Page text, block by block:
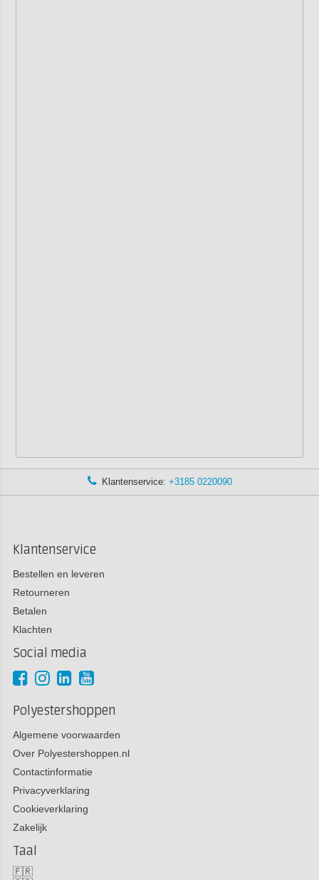
Klantenservice: +3185 0220090
Klantenservice
Bestellen en leveren
Retourneren
Betalen
Klachten
Social media
Polyestershoppen
Algemene voorwaarden
Over Polyestershoppen.nl
Contactinformatie
Privacyverklaring
Cookieverklaring
Zakelijk
Taal
🇫🇷